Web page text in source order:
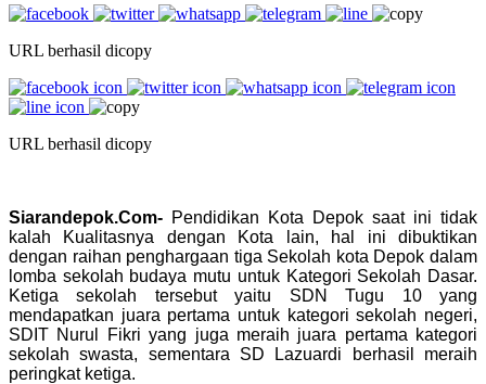
URL berhasil dicopy
URL berhasil dicopy
Siarandepok.Com- Pendidikan Kota Depok saat ini tidak
kalah Kualitasnya dengan Kota lain, hal ini dibuktikan
dengan raihan penghargaan tiga Sekolah kota Depok dalam
lomba sekolah budaya mutu untuk Kategori Sekolah Dasar.
Ketiga sekolah tersebut yaitu SDN Tugu 10 yang
mendapatkan juara pertama untuk kategori sekolah negeri,
SDIT Nurul Fikri yang juga meraih juara pertama kategori
sekolah swasta, sementara SD Lazuardi berhasil meraih
peringkat ketiga.